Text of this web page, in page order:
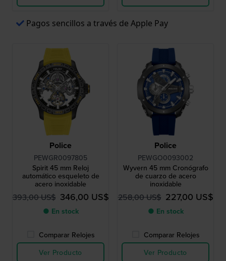
Pagos sencillos a través de Apple Pay
Police
PEWGR0097805
Spirit 45 mm Reloj
automático esqueleto de
acero inoxidable
393,00 US$ 346,00 US$
● En stock
Comparar Relojes
Ver Producto
Police
PEWGO0093002
Wyvern 45 mm Cronógrafo
de cuarzo de acero
inoxidable
258,00 US$ 227,00 US$
● En stock
Comparar Relojes
Ver Producto